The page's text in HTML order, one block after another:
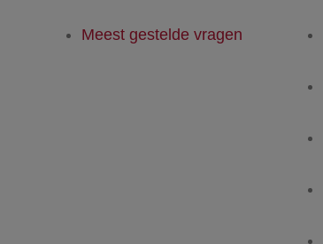
Meest gestelde vragen